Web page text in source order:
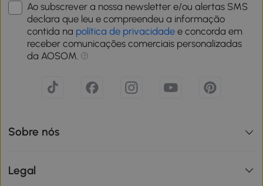
Ao subscrever a nossa newsletter e/ou alertas SMS
declara que leu e compreendeu a informação
contida na política de privacidade e concorda em
receber comunicações comerciais personalizadas
da AOSOM.
Sobre nós
Legal